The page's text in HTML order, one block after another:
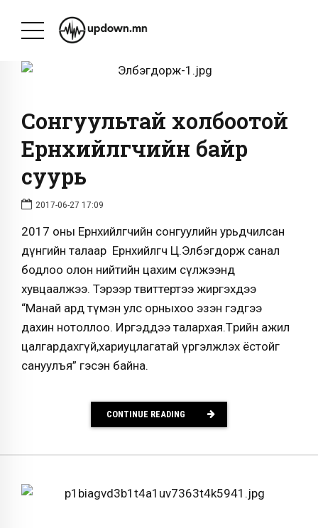
Сонгуультай холбоотой
Ерөнхийлөгчийн байр
суурь
2017-06-27 17:09
2017 оны Ерөнхийлөгчийн сонгуулийн урьдчилсан
дүнгийн талаар Ерөнхийлөгч Ц.Элбэгдорж санал
бодлоо олон нийтийн цахим сүлжээнд
хувцаалжээ. Тэрээр твиттертээ жиргэхдээ
“Манай ард түмэн улс орныхоо эзэн гэдгээ
дахин нотоллоо. Иргэддээ талархая.Төрийн ажил
цалгардахгүй,хариуцлагатай үргэлжлэх ёстойг
сануулъя” гэсэн байна.
CONTINUE READING